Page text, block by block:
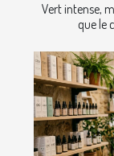
Vert intense,
que le